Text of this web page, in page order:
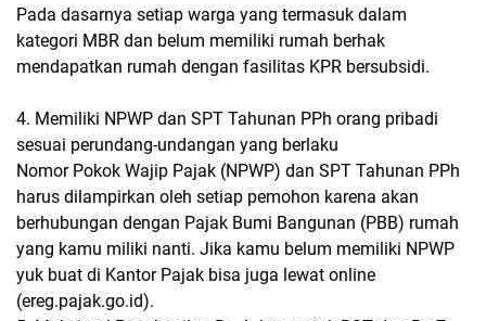
Pada dasarnya setiap warga yang termasuk dalam
kategori MBR dan belum memiliki rumah berhak
mendapatkan rumah dengan fasilitas KPR bersubsidi.
4. Memiliki NPWP dan SPT Tahunan PPh orang pribadi
sesuai perundang-undangan yang berlaku
Nomor Pokok Wajip Pajak (NPWP) dan SPT Tahunan PPh
harus dilampirkan oleh setiap pemohon karena akan
berhubungan dengan Pajak Bumi Bangunan (PBB) rumah
yang kamu miliki nanti. Jika kamu belum memiliki NPWP
yuk buat di Kantor Pajak bisa juga lewat online
(ereg.pajak.go.id).